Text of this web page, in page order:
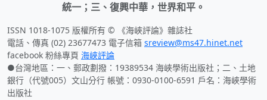
統一；三、復興中華，世界和平。
ISSN 1018-1075 版權所有 © 《海峽評論》雜誌社
電話、傳真 (02) 23677473 電子信箱 sreview@ms47.hinet.net
facebook 粉絲專頁 海峽評論
●台灣地區：一、郵政劃撥：19389534 海峽學術出版社；二、土地
銀行（代號005）文山分行 帳號：0930-0100-6591 戶名：海峽學術
出版社